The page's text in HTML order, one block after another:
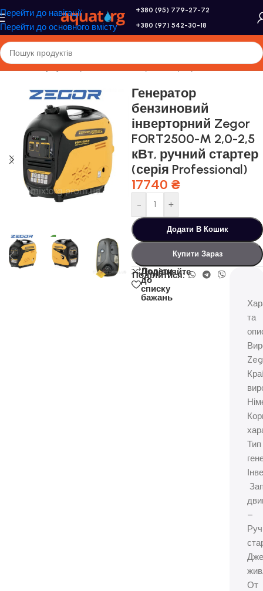
Перейти до навігації
Перейти до основного вмісту
+380 (95) 779-27-72
+380 (97) 542-30-18
Головна/Акумулятори, сонячні батареї, інвертори
Генератор
бензиновий
інверторний Zegor
FORT2500-M 2,0-2,5
кВт, ручний стартер
(серія Professional)
17740 ₴
- +
Додати В Кошик
Купити Зараз
Порівняйте
Додати
до
списку
бажань
Поділитися:
та
Тип
–
От